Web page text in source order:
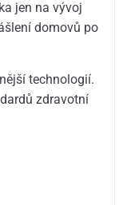
jen na vývoj
domovů po
technologií.
zdravotní